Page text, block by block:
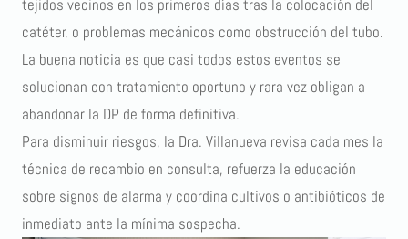
tejidos vecinos en los primeros días tras la colocación del
catéter, o problemas mecánicos como obstrucción del tubo.
La buena noticia es que casi todos estos eventos se
solucionan con tratamiento oportuno y rara vez obligan a
abandonar la DP de forma definitiva.
Para disminuir riesgos, la Dra. Villanueva revisa cada mes la
técnica de recambio en consulta, refuerza la educación
sobre signos de alarma y coordina cultivos o antibióticos de
inmediato ante la mínima sospecha.